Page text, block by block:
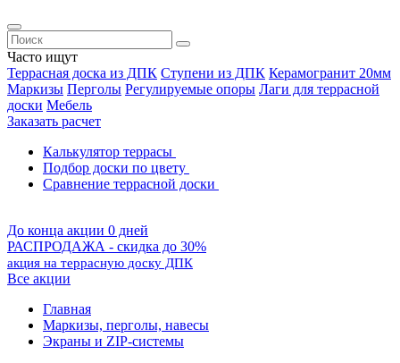
Часто ищут
Террасная доска из ДПК Ступени из ДПК Керамогранит 20мм
Маркизы Перголы Регулируемые опоры Лаги для террасной
доски Мебель
Заказать расчет
Калькулятор террасы
Подбор доски по цвету
Сравнение террасной доски
До конца акции 0 дней
РАСПРОДАЖА - скидка до 30%
акция на террасную доску ДПК
Все акции
Главная
Маркизы, перголы, навесы
Экраны и ZIP-системы